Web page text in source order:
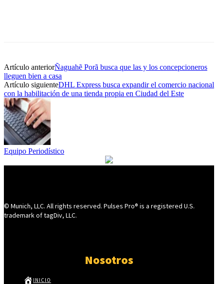
Artículo anteriorÑaguahẽ Porã busca que las y los concepcioneros
lleguen bien a casa
Artículo siguienteDHL Express busca expandir el comercio nacional
con la habilitación de una tienda propia en Ciudad del Este
Equipo Periodístico
© Munich, LLC. All rights reserved. Pulses Pro® is a registered U.S.
trademark of tagDiv, LLC.
Nosotros
INICIO